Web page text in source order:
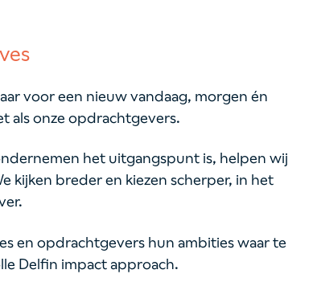
voor een nieuw vandaag, morgen én
als onze opdrachtgevers.
het uitgangspunt is, helpen wij
kijken breder en kiezen scherper, in het
en opdrachtgevers hun ambities waar te
Delfin impact approach.